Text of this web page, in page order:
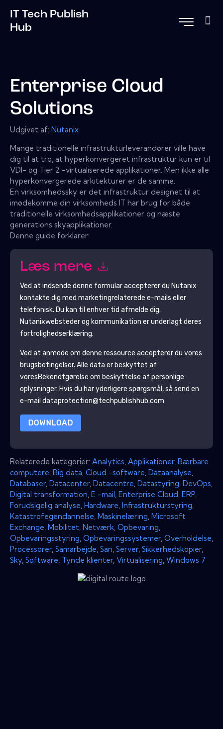
IT Tech Publish
Hub
Enterprise Cloud
Solutions
Udgivet af: Nutanix
Mange traditionelle infrastrukturleverandører ville have
dig til at tro, at hyperkonvergeret infrastruktur kun er til
VDI- og Tier 2 -virtualiserede applikationer. Men ikke alle
hyperkonvergerede arkitekturer er de samme.
En virksomhedssky er det infrastruktur designet til at
imødekomme din virksomheds IT har brug for både
traditionelle virksomhedsapplikationer og næste
generations skyapplikationer.
Denne guide forklarer:
Læs mere
Ved at indsende denne formular accepterer du Nutanix
kontakte dig med marketingrelaterede e-mails eller
telefonisk. Du kan til enhver tid afmelde dig.
Nutanixwebsteder og kommunikation er underlagt deres
fortrolighedserklæring.
Ved at anmode om denne ressource accepterer du vores
brugsbetingelser. Alle data er beskyttet af
voresBekendtgørelse om beskyttelse af personlige
oplysninger. Hvis du har yderligere spørgsmål, så send en
e-mail dataprotection@techpublishhub.com
DOWNLOAD
Relaterede kategorier: Analytics Applikationer, Bærbare
computere Big data Cloud -software Dataanalyse
Databaser, Datacenter, Datacentre Datastyring DevOps
Digital transformation E -mail Enterprise Cloud ERP
Forudsigelig analyse Hardware Infrastrukturstyring
Katastrofegendannelse Maskinelæring Microsoft
Exchange Mobilitet Netværk Opbevaring
Opbevaringsstyring Opbevaringssystemer, Overholdelse
Processorer, Samarbejde San Server, Sikkerhedskopier,
Sky Software Tynde klienter, Virtualisering Windows 7